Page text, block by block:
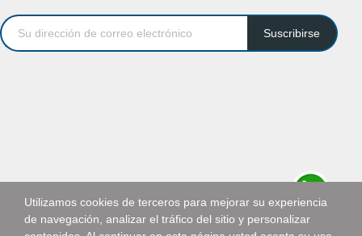
Suscribirse
Utilizamos cookies de terceros para mejorar su experiencia
de navegación, analizar el tráfico del sitio y personalizar